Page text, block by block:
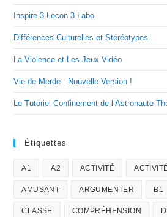
Inspire 3 Lecon 3 Labo
Différences Culturelles et Stéréotypes
La Violence et Les Jeux Vidéo
Vie de Merde : Nouvelle Version !
Le Tutoriel Confinement de l’Astronaute
Étiquettes
A1 A2 ACTIVITÉ
AMUSANT ARGUMENTER B1
CLASSE COMPRÉHENSION